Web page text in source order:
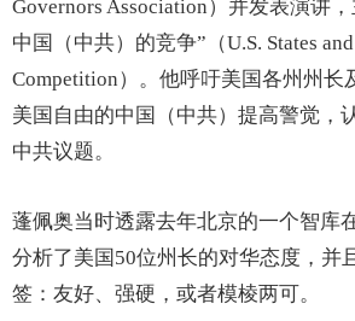
Governors Association）并发表演讲
中国（中共）的竞争”（U.S. States
Competition）。他呼吁美国各州州长
美国自由的中国（中共）提高警觉，
中共议题。
蓬佩奥当时透露去年北京的一个智库
分析了美国50位州长的对华态度，并
签：友好、强硬，或者模棱两可。